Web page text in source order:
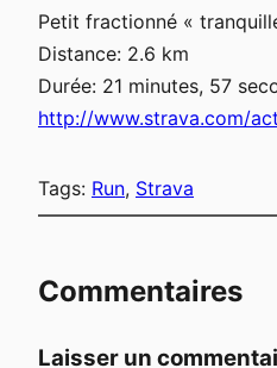
Petit fractionné «
Distance: 2.6 km
Durée: 21 minutes, 57
http://www.strava.com/
Tags: Run, Strava
Commentaires
Laisser un